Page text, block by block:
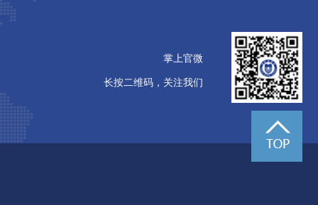
掌上官微
长按二维码，关注我们